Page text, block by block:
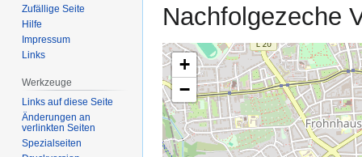
Nachfolgezeche
+
−
Zufällige Seite
Hilfe
Impressum
Links
Werkzeuge
Links auf diese Seite
Änderungen an
verlinkten Seiten
Spezialseiten